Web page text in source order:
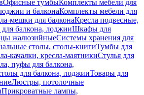
Офисные тумбыКомплекты мебели для
и балконаКомплекты мебели для
мешки для балконаКресла подвесные,
балкона, лоджииШкафы для
жалюзийныеСистемы хранения для
столы, столы-книгиТумбы для
качалки, кресла-маятникиСтулья для
пуфы для балкона,
для балкона, лоджииТовары для
Люстры, потолочные
Прикроватные лампы,